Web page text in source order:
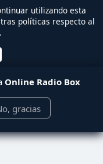
utilizando esta
políticas respecto al
Online Radio Box
gracias